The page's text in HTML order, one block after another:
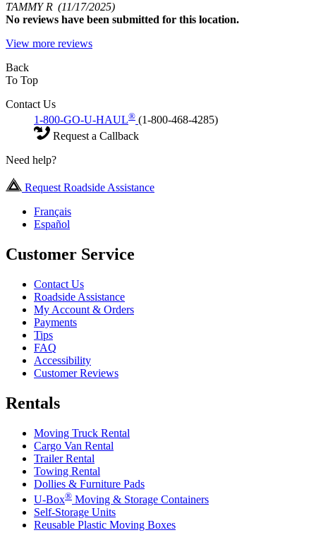
TAMMY R (11/17/2025)
No reviews have been submitted for this location.
View more reviews
Back
To Top
Contact Us
1-800-GO-U-HAUL® (1-800-468-4285)
Request a Callback
Need help?
Request Roadside Assistance
Français
Español
Customer Service
Contact Us
Roadside Assistance
My Account & Orders
Payments
Tips
FAQ
Accessibility
Customer Reviews
Rentals
Moving Truck Rental
Cargo Van Rental
Trailer Rental
Towing Rental
Dollies & Furniture Pads
U-Box® Moving & Storage Containers
Self-Storage Units
Reusable Plastic Moving Boxes